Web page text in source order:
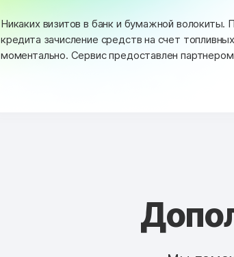
Никаких визитов в банк и бумажной волокиты.
кредита зачисление средств на счет
моментально. Сервис предоставлен